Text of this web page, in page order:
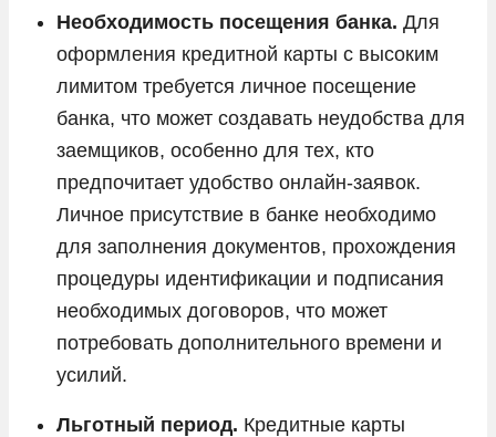
Необходимость посещения банка. Для
оформления кредитной карты с высоким
лимитом требуется личное посещение
банка, что может создавать неудобства для
заемщиков, особенно для тех, кто
предпочитает удобство онлайн-заявок.
Личное присутствие в банке необходимо
для заполнения документов, прохождения
процедуры идентификации и подписания
необходимых договоров, что может
потребовать дополнительного времени и
усилий.
Льготный период. Кредитные карты